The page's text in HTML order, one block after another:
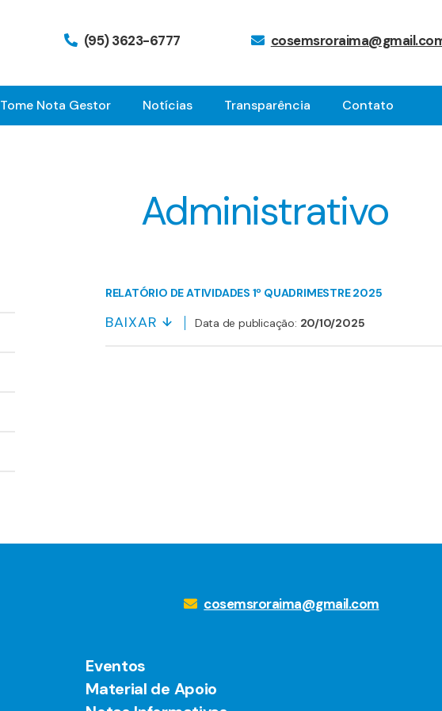
(95) 3623-6777
Tome Nota Gestor Notícias Transparência Contato
Administrativo
RELATÓRIO DE ATIVIDADES 1º QUADRIMESTRE 2025
BAIXAR Data de publicação: 20/10/2025
cosemsroraima@gmail.com
Eventos
Material de Apoio